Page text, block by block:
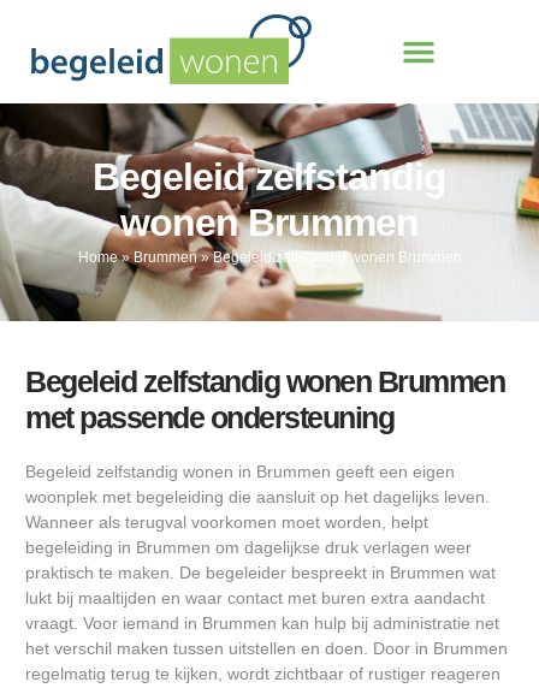
Begeleid zelfstandig
wonen Brummen
Home»Brummen»Begeleid zelfstandig wonen Brummen
Begeleid zelfstandig wonen Brummen
met passende ondersteuning
Begeleid zelfstandig wonen in Brummen geeft een eigen
woonplek met begeleiding die aansluit op het dagelijks leven.
Wanneer als terugval voorkomen moet worden, helpt
begeleiding in Brummen om dagelijkse druk verlagen weer
praktisch te maken. De begeleider bespreekt in Brummen wat
lukt bij maaltijden en waar contact met buren extra aandacht
vraagt. Voor iemand in Brummen kan hulp bij administratie net
het verschil maken tussen uitstellen en doen. Door in Brummen
regelmatig terug te kijken, wordt zichtbaar of rustiger reageren